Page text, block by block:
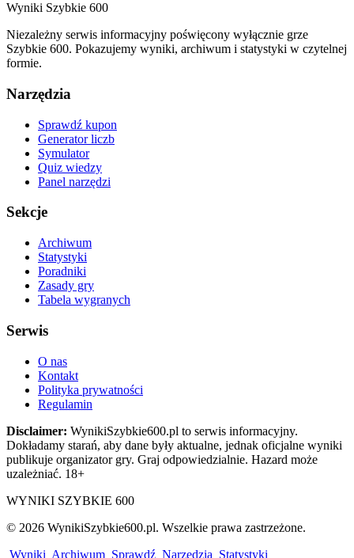
Wyniki Szybkie 600
Niezależny serwis informacyjny poświęcony wyłącznie grze
Szybkie 600. Pokazujemy wyniki, archiwum i statystyki w czytelnej
formie.
Narzędzia
Sprawdź kupon
Generator liczb
Symulator
Quiz wiedzy
Panel narzędzi
Sekcje
Archiwum
Statystyki
Poradniki
Zasady gry
Tabela wygranych
Serwis
O nas
Kontakt
Polityka prywatności
Regulamin
Disclaimer: WynikiSzybkie600.pl to serwis informacyjny.
Dokładamy starań, aby dane były aktualne, jednak oficjalne wyniki
publikuje organizator gry. Graj odpowiedzialnie. Hazard może
uzależniać. 18+
WYNIKI SZYBKIE 600
© 2026 WynikiSzybkie600.pl. Wszelkie prawa zastrzeżone.
Wyniki Archiwum Sprawdź Narzędzia Statystyki